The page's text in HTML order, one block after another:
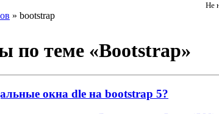
Не
» bootstrap
по теме «Bootstrap»
окна dle на bootstrap 5?